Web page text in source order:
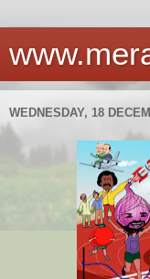
WEDNESDAY, 18